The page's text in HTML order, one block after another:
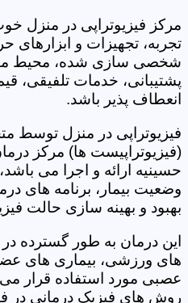
مرکز فیزیوتراپی در منزل
تجربه، تجهیزات و ابزارهای
شخصی سازی شده، محیط
پشتیبانی، خدمات
انعطاف پذیر باشد.
فیزیوتراپی در منزل توسط
(فیزیوتراپیست ها) مرکز
حسینیه ارائه و اجرا می باشد،
وضعیت بیمار، برنامه های
بهبود و بهینه سازی حالت
این درمان به طور گسترده
های ورزشی، بیماری های
عصبی مورد استفاده قرار می
روش های فیزیک درمانی در